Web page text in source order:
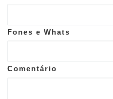
Fones e Whats
Comentário